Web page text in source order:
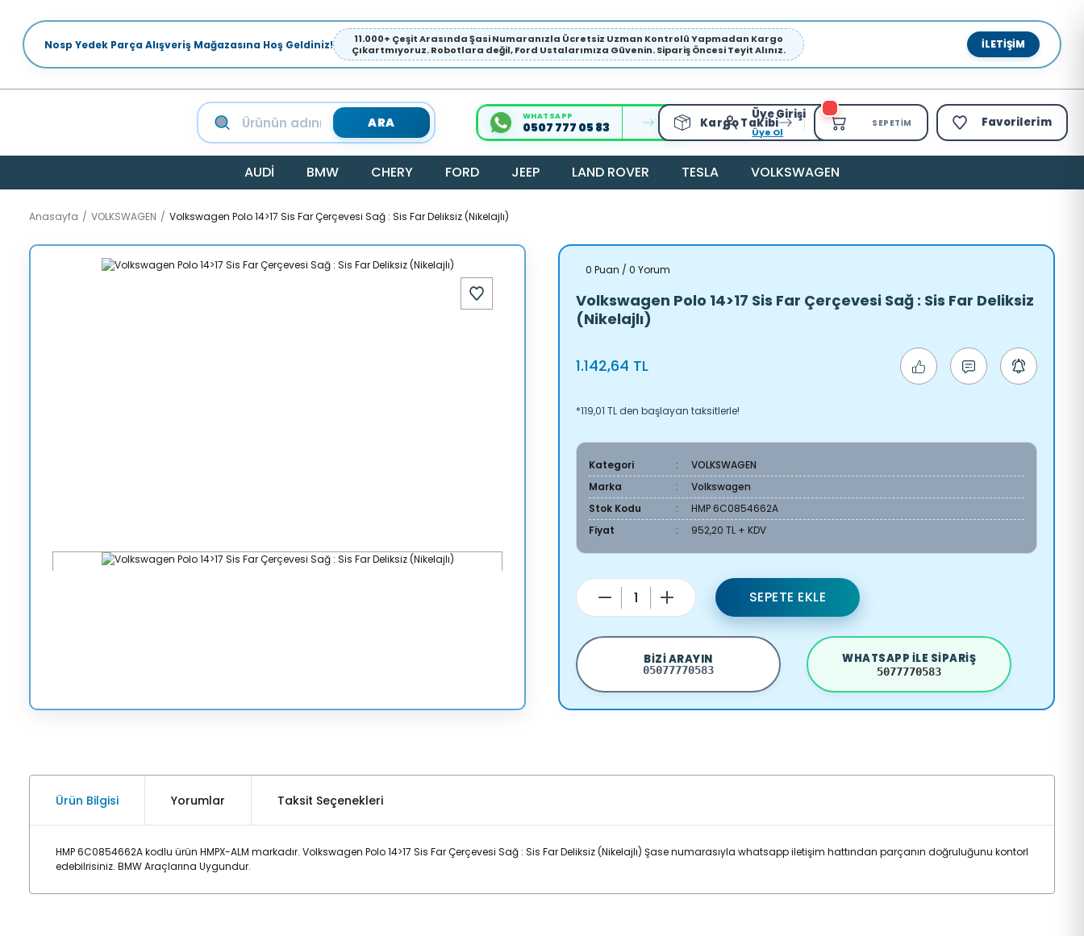
Nosp Yedek Parça Alışveriş Mağazasına Hoş Geldiniz!
11.000+ Çeşit Arasında Şasi Numaranızla Ücretsiz Uzman Kontrolü Yapmadan Kargo
Çıkartmıyoruz. Robotlara değil, Ford Ustalarımıza Güvenin. Sipariş Öncesi Teyit Alınız.
İLETIŞIM
ARA WHATSAPP
0507 777 05 83 Kargo Takibi
Üye Girişi
Üye Ol
SEPETIM Favorilerim
AUDİ BMW CHERY FORD JEEP LAND ROVER TESLA VOLKSWAGEN
Anasayfa VOLKSWAGEN Volkswagen Polo 14>17 Sis Far Çerçevesi Sağ : Sis Far Deliksiz (Nikelajlı)
0 Puan / 0 Yorum
Volkswagen Polo 14>17 Sis Far Çerçevesi Sağ : Sis Far Deliksiz
(Nikelajlı)
1.142,64 TL
*119,01 TL den başlayan taksitlerle!
Kategori
VOLKSWAGEN
Marka
Volkswagen
Stok Kodu
HMP 6C0854662A
Fiyat
952,20 TL + KDV
SEPETE EKLE
BIZI ARAYIN
05077770583
WHATSAPP ILE SIPARIŞ
5077770583
Ürün Bilgisi Yorumlar Taksit Seçenekleri
HMP 6C0854662A kodlu ürün HMPX-ALM markadır. Volkswagen Polo 14>17 Sis Far Çerçevesi Sağ : Sis Far Deliksiz (Nikelajlı) Şase numarasıyla whatsapp iletişim hattından parçanın doğruluğunu kontorl
edebilrisiniz. BMW Araçlarına Uygundur.